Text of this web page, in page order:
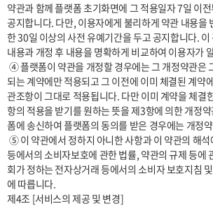
약관과 함께 플랫폼 초기화면에 그 적용일자 7일 이
공지합니다. 다만, 이용자에게 불리하게 약관 내용을
한 30일 이상의 사전 유예기간을 두고 공지합니다. 이
내용과 개정 후 내용을 명확하게 비교하여 이용자가
되는 계약에만 적용되고 그 이전에 이미 체결된 계약
관조항이 그대로 적용됩니다. 다만 이미 계약을 체결
항의 적용을 받기를 원하는 뜻을 제3항에 의한 개정
폼에 송신하여 플랫폼의 동의를 받은 경우에는 개정
등에서의 소비자보호에 관한 법률, 약관의 규제 등에
회가 정하는 전자상거래 등에서의 소비자 보호지침
에 따릅니다.
제4조 [서비스의 제공 및 변경]